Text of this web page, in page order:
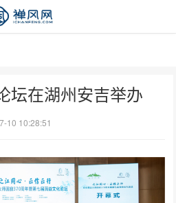
坛在湖州安吉举办
10 10:28:51